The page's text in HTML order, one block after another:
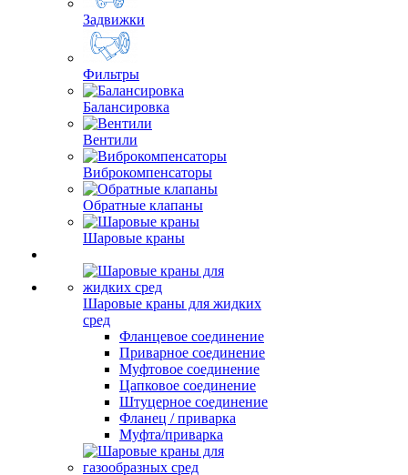
Задвижки
Фильтры
Балансировка
Вентили
Виброкомпенсаторы
Обратные клапаны
Шаровые краны
Шаровые краны для жидких
сред
Фланцевое соединение
Приварное соединение
Муфтовое соединение
Цапковое соединение
Штуцерное соединение
Фланец / приварка
Муфта/приварка